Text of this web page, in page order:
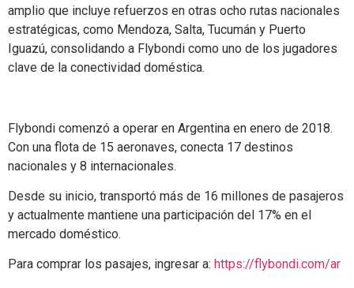
amplio que incluye refuerzos en otras ocho rutas nacionales
estratégicas, como Mendoza, Salta, Tucumán y Puerto
Iguazú, consolidando a Flybondi como uno de los jugadores
clave de la conectividad doméstica.
Flybondi comenzó a operar en Argentina en enero de 2018.
Con una flota de 15 aeronaves, conecta 17 destinos
nacionales y 8 internacionales.
Desde su inicio, transportó más de 16 millones de pasajeros
y actualmente mantiene una participación del 17% en el
mercado doméstico.
Para comprar los pasajes, ingresar a: https://flybondi.com/ar